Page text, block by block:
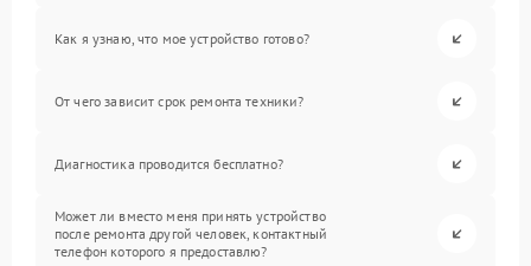
Как я узнаю, что мое устройство готово?
От чего зависит срок ремонта техники?
Диагностика проводится бесплатно?
Может ли вместо меня принять устройство
после ремонта другой человек, контактный
телефон которого я предоставлю?